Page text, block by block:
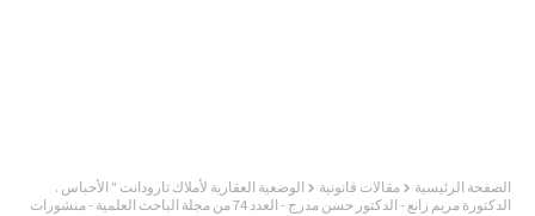
الصفحة الرئيسية مقالات قانونية
الوضعية العقارية لأملاك تارودانت " الأحباس .
الدكتورة مريم زانع - الدكتور حسن مدرج - العدد 74 من مجلة الباحث العلمية - منشورات